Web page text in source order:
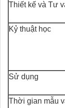
Thiết kế và Tư
Kỷ thuật học
Sử dụng
Thời gian mẫu